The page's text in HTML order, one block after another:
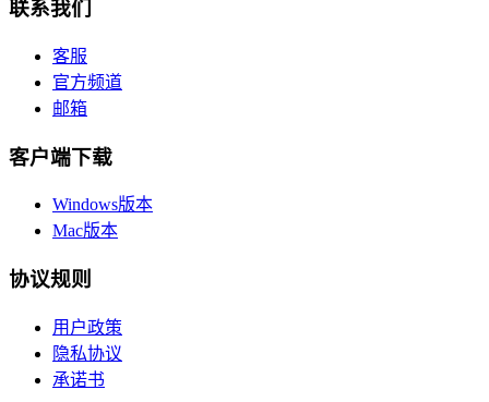
联系我们
客服
官方频道
邮箱
客户端下载
Windows版本
Mac版本
协议规则
用户政策
隐私协议
承诺书